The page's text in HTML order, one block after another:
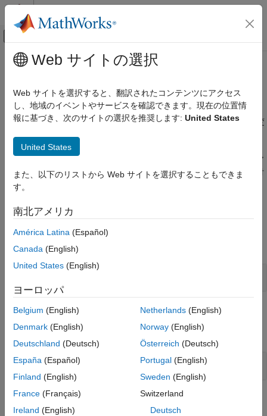
コンテンツへスキップ
オフキャンバス ナビゲーション メ
ドキュメンテーションのホーム
Stateflow
チャート プログラミング
カテゴリ
チャート プログラミングの基本
Stateflow エディター インターフェイス
ステートと遷移の構文
ス
チャート内の再利用可能なコンポーネント
Stateflow プログラム インターフェイス
メインコンテンツ
Stateflow
プログラム インターフェ
イス
MATLAB ®
コマンド プロンプトでチャートの要素を作成および変
Stateflow ®チャートをプログラムによって作成および編集しま
す。チャートへの新しいオブジェクトの追加、プロパティへのア
クセスおよび編集、位置の設定、オブジェクトのコピーと貼り付
関数
すべて展開する
Stateflow API 関数
オブジェクト
すべて展開する
Stateflow API オブジェクト
オブジェクト関数
Web サイトの選択
Web サイトを選択すると、翻訳されたコンテンツにアクセス
し、地域のイベントやサービスを確認できます。現在の位置情
報に基づき、次のサイトの選択を推奨します: United States
United States
また、以下のリストから Web サイトを選択することもできま
す。
南北アメリカ
América Latina (Español)
Canada (English)
United States (English)
ヨーロッパ
Belgium (English)
Denmark (English)
Deutschland (Deutsch)
España (Español)
Finland (English)
France (Français)
Ireland (English)
Netherlands(English)
Norway(English)
Österreich (Deutsch)
Portugal(English)
Sweden (English)
Switzerland
Deutsch